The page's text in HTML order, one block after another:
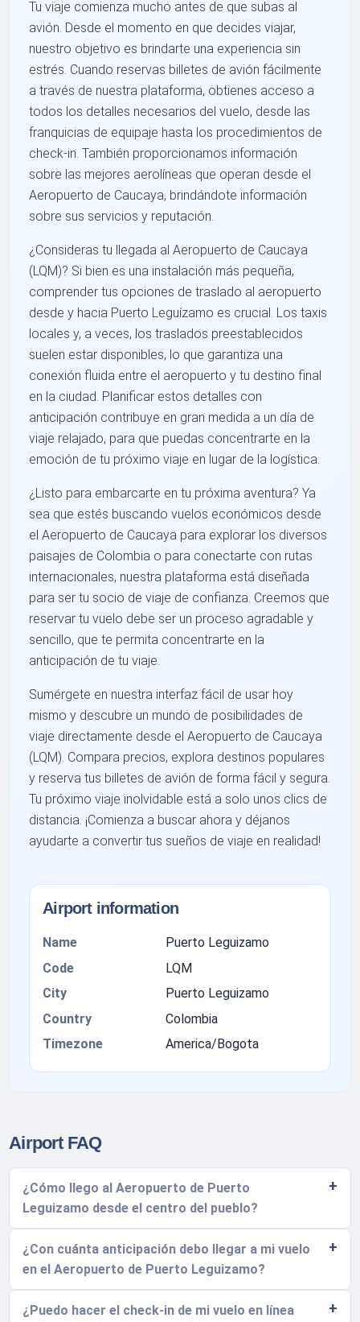
Tu viaje comienza mucho antes de que subas al
avión. Desde el momento en que decides viajar,
nuestro objetivo es brindarte una experiencia sin
estrés. Cuando reservas billetes de avión fácilmente
a través de nuestra plataforma, obtienes acceso a
todos los detalles necesarios del vuelo, desde las
franquicias de equipaje hasta los procedimientos de
check-in. También proporcionamos información
sobre las mejores aerolíneas que operan desde el
Aeropuerto de Caucaya, brindándote información
sobre sus servicios y reputación.
¿Consideras tu llegada al Aeropuerto de Caucaya
(LQM)? Si bien es una instalación más pequeña,
comprender tus opciones de traslado al aeropuerto
desde y hacia Puerto Leguízamo es crucial. Los taxis
locales y, a veces, los traslados preestablecidos
suelen estar disponibles, lo que garantiza una
conexión fluida entre el aeropuerto y tu destino final
en la ciudad. Planificar estos detalles con
anticipación contribuye en gran medida a un día de
viaje relajado, para que puedas concentrarte en la
emoción de tu próximo viaje en lugar de la logística.
¿Listo para embarcarte en tu próxima aventura? Ya
sea que estés buscando vuelos económicos desde
el Aeropuerto de Caucaya para explorar los diversos
paisajes de Colombia o para conectarte con rutas
internacionales, nuestra plataforma está diseñada
para ser tu socio de viaje de confianza. Creemos que
reservar tu vuelo debe ser un proceso agradable y
sencillo, que te permita concentrarte en la
anticipación de tu viaje.
Sumérgete en nuestra interfaz fácil de usar hoy
mismo y descubre un mundo de posibilidades de
viaje directamente desde el Aeropuerto de Caucaya
(LQM). Compara precios, explora destinos populares
y reserva tus billetes de avión de forma fácil y segura.
Tu próximo viaje inolvidable está a solo unos clics de
distancia. ¡Comienza a buscar ahora y déjanos
ayudarte a convertir tus sueños de viaje en realidad!
Airport information
Name
Puerto Leguizamo
Code
LQM
City
Puerto Leguizamo
Country
Colombia
Timezone
America/Bogota
Airport FAQ
¿Cómo llego al Aeropuerto de Puerto
Leguizamo desde el centro del pueblo?
¿Con cuánta anticipación debo llegar a mi vuelo
en el Aeropuerto de Puerto Leguizamo?
¿Puedo hacer el check-in de mi vuelo en línea